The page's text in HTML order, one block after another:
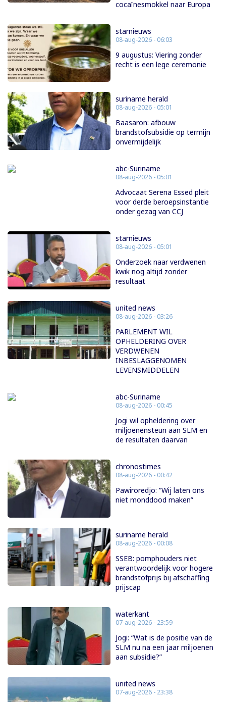
cocaïnesmokkel naar Europa
starnieuws
08-aug-2026 - 06:03
9 augustus: Viering zonder
recht is een lege ceremonie
suriname herald
08-aug-2026 - 05:01
Baasaron: afbouw
brandstofsubsidie op termijn
onvermijdelijk
abc-Suriname
08-aug-2026 - 05:01
Advocaat Serena Essed pleit
voor derde beroepsinstantie
onder gezag van CCJ
starnieuws
08-aug-2026 - 05:01
Onderzoek naar verdwenen
kwik nog altijd zonder
resultaat
united news
08-aug-2026 - 03:26
PARLEMENT WIL
OPHELDERING OVER
VERDWENEN
INBESLAGGENOMEN
LEVENSMIDDELEN
abc-Suriname
08-aug-2026 - 00:45
Jogi wil opheldering over
miljoenensteun aan SLM en
de resultaten daarvan
chronostimes
08-aug-2026 - 00:42
Pawiroredjo: “Wij laten ons
niet monddood maken”
suriname herald
08-aug-2026 - 00:08
SSEB: pomphouders niet
verantwoordelijk voor hogere
brandstofprijs bij afschaffing
prijscap
waterkant
07-aug-2026 - 23:59
Jogi: “Wat is de positie van de
SLM nu na een jaar miljoenen
aan subsidie?”
united news
07-aug-2026 - 23:38